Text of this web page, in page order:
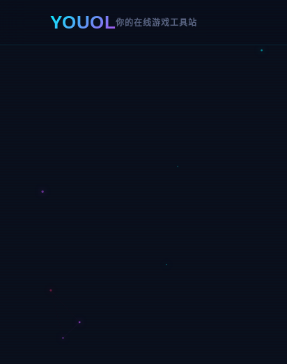
YOUOL你的在线游戏工具站